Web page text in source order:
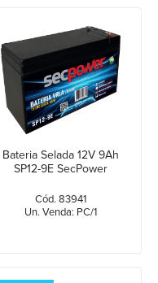
Bateria Selada 12V 9Ah
SP12-9E SecPower
Cód. 83941
Un. Venda: PC/1